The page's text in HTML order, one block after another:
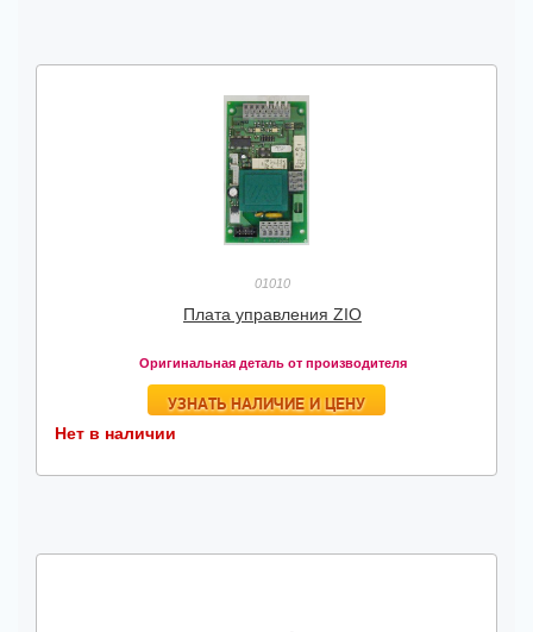
01010
Плата управления ZIO
Оригинальная деталь от производителя
УЗНАТЬ НАЛИЧИЕ И ЦЕНУ
Нет в наличии